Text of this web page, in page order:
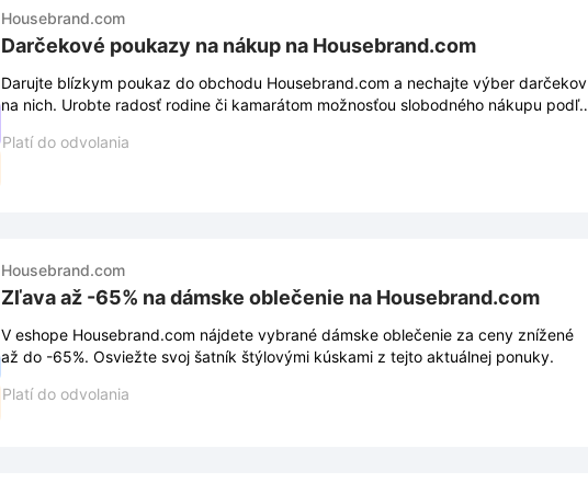
Housebrand.com
Darčekové poukazy na nákup na Housebrand.com
Darujte blízkym poukaz do obchodu Housebrand.com a nechajte výber darčekov
na nich. Urobte radosť rodine či kamarátom možnosťou slobodného nákupu podľa
Platí do odvolania
Housebrand.com
Zľava až -65% na dámske oblečenie na Housebrand.com
V eshope Housebrand.com nájdete vybrané dámske oblečenie za ceny znížené
až do -65%. Osviežte svoj šatník štýlovými kúskami z tejto aktuálnej ponuky.
Platí do odvolania